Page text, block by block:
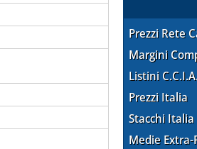
Prezzi Rete
Margini
Listini
Prezzi Italia
Stacchi Italia
Medie Extra-